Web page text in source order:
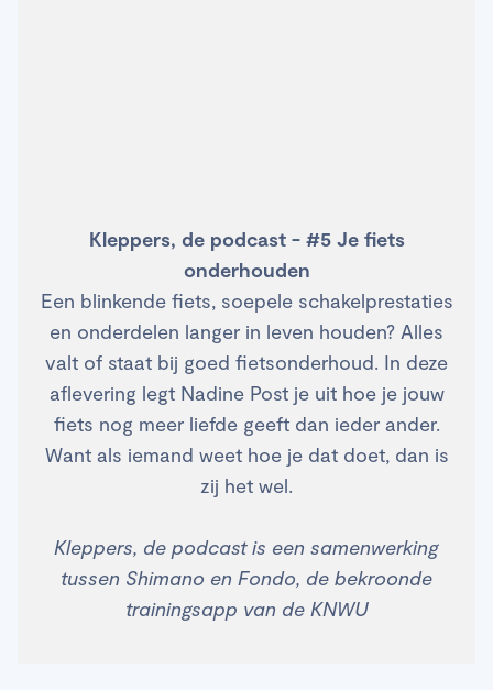
Kleppers, de podcast - #5 Je fiets
onderhouden
Een blinkende fiets, soepele schakelprestaties
en onderdelen langer in leven houden? Alles
valt of staat bij goed fietsonderhoud. In deze
aflevering legt Nadine Post je uit hoe je jouw
fiets nog meer liefde geeft dan ieder ander.
Want als iemand weet hoe je dat doet, dan is
zij het wel.
Kleppers, de podcast is een samenwerking
tussen Shimano en Fondo, de bekroonde
trainingsapp van de KNWU